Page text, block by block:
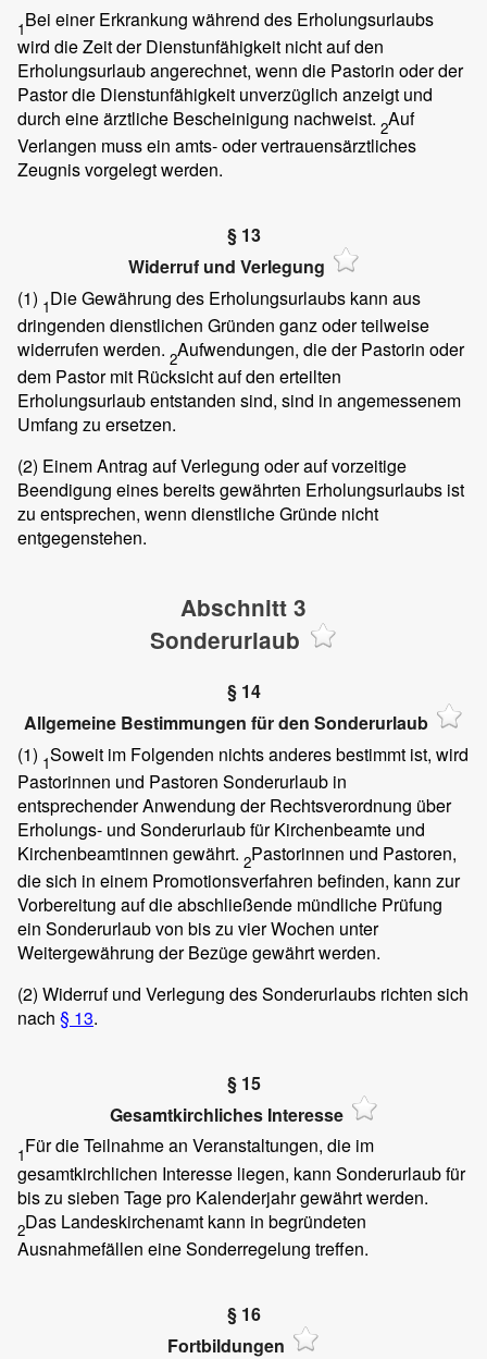
1Bei einer Erkrankung während des Erholungsurlaubs
wird die Zeit der Dienstunfähigkeit nicht auf den
Erholungsurlaub angerechnet, wenn die Pastorin oder der
Pastor die Dienstunfähigkeit unverzüglich anzeigt und
durch eine ärztliche Bescheinigung nachweist. 2Auf
Verlangen muss ein amts- oder vertrauensärztliches
Zeugnis vorgelegt werden.
§ 13
Widerruf und Verlegung
(1) 1Die Gewährung des Erholungsurlaubs kann aus
dringenden dienstlichen Gründen ganz oder teilweise
widerrufen werden. 2Aufwendungen, die der Pastorin oder
dem Pastor mit Rücksicht auf den erteilten
Erholungsurlaub entstanden sind, sind in angemessenem
Umfang zu ersetzen.
(2) Einem Antrag auf Verlegung oder auf vorzeitige
Beendigung eines bereits gewährten Erholungsurlaubs ist
zu entsprechen, wenn dienstliche Gründe nicht
entgegenstehen.
Abschnitt 3
Sonderurlaub
§ 14
Allgemeine Bestimmungen für den Sonderurlaub
(1) 1Soweit im Folgenden nichts anderes bestimmt ist, wird
Pastorinnen und Pastoren Sonderurlaub in
entsprechender Anwendung der Rechtsverordnung über
Erholungs- und Sonderurlaub für Kirchenbeamte und
Kirchenbeamtinnen gewährt. 2Pastorinnen und Pastoren,
die sich in einem Promotionsverfahren befinden, kann zur
Vorbereitung auf die abschließende mündliche Prüfung
ein Sonderurlaub von bis zu vier Wochen unter
Weitergewährung der Bezüge gewährt werden.
(2) Widerruf und Verlegung des Sonderurlaubs richten sich
nach § 13.
§ 15
Gesamtkirchliches Interesse
1Für die Teilnahme an Veranstaltungen, die im
gesamtkirchlichen Interesse liegen, kann Sonderurlaub für
bis zu sieben Tage pro Kalenderjahr gewährt werden.
2Das Landeskirchenamt kann in begründeten
Ausnahmefällen eine Sonderregelung treffen.
§ 16
Fortbildungen